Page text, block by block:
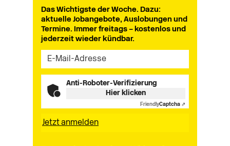
Das Wichtigste der Woche. Dazu:
aktuelle Jobangebote, Auslobungen und
Termine. Immer freitags – kostenlos und
jederzeit wieder kündbar.
Anti-Roboter-Verifizierung
Hier klicken
FriendlyCaptcha ⇗